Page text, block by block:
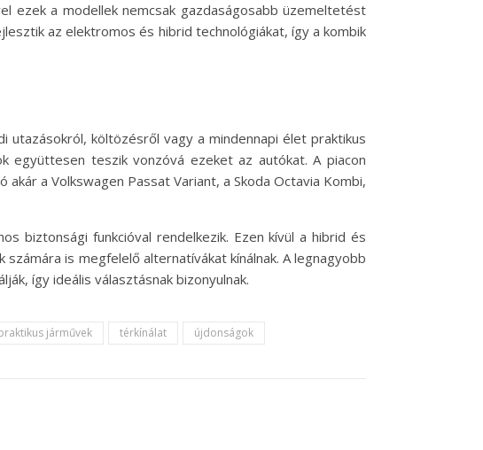
ezek a modellek nemcsak gazdaságosabb üzemeltetést
az elektromos és hibrid technológiákat, így a kombik
utazásokról, költözésről vagy a mindennapi élet praktikus
együttesen teszik vonzóvá ezeket az autókat. A piacon
a Volkswagen Passat Variant, a Skoda Octavia Kombi,
biztonsági funkcióval rendelkezik. Ezen kívül a hibrid és
is megfelelő alternatívákat kínálnak. A legnagyobb
így ideális választásnak bizonyulnak.
járművek térkínálat újdonságok